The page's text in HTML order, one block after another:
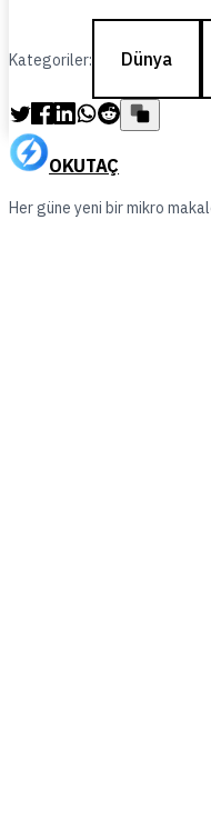
Kategoriler: Dünya
OKUTAÇ
Her güne yeni bir mikro